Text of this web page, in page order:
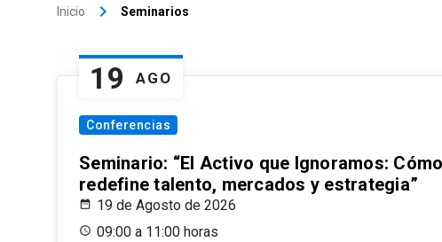
Inicio keyboard_arrow_right Seminarios
19 AGO
Conferencias
Seminario: “El Activo que Ignoramos:
redefine talento, mercados y estrategia”
19 de Agosto de 2026
09:00 a 11:00 horas